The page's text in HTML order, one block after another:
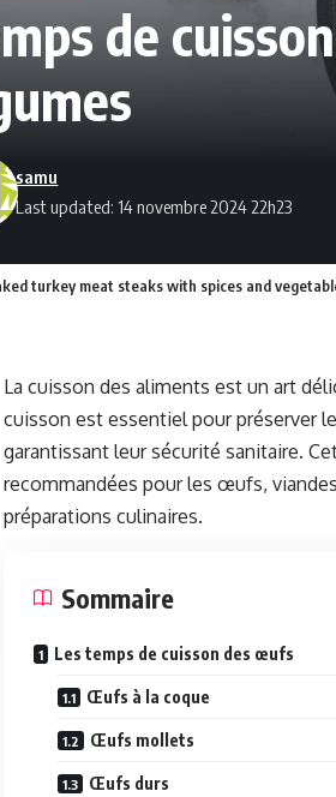
de
Last updated: 14 novembre 2024 22h23
samu
turkey meat steaks with spices and
La cuisson des aliments est un art
cuisson est essentiel pour préserver
garantissant leur sécurité sanitaire.
recommandées pour les œufs,
préparations culinaires.
Sommaire
Les temps de cuisson des œufs
Œufs à la coque
Œufs mollets
Œufs durs